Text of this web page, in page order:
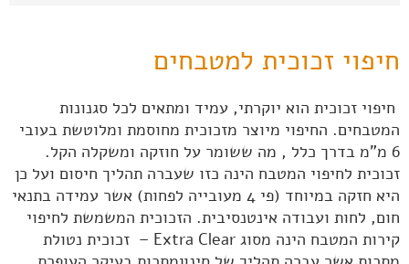
חיפוי זכוכית למטבחים
חיפוי זכוכית הוא יוקרתי, עמיד ומתאים לכל סגנונות
המטבחים. החיפוי מיוצר מזכוכית מחוסמת ומלוטשת בעובי
6 מ"מ בדרך כלל , מה ששומר על חוזקה ומשקלה הקל.
זכוכית לחיפוי המטבח הינה כזו שעברה תהליך חיסום ועל כן
היא חזקה במיוחד (פי 4 מעובייה לפחות) אשר עמידה בתנאי
חום, לחות ועבודה אינטנסיבית. הזכוכית המשמשת לחיפוי
קירות המטבח הינה מסוג Extra Clear – זכוכית נטולת